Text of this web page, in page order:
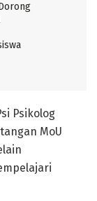
Psikolog
MoU